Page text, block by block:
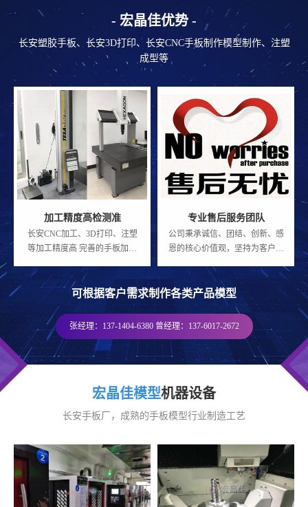
- 宏晶佳优势 -
长安塑胶手板、长安3D打印、长安CNC手板制作模型制作、注塑
成型等
加工精度高检测准
长安CNC加工、3D打印、注塑
等加工精度高 完善的手板加工
专业售后服务团队
公司秉承诚信、团结、创新、感
恩的核心价值观，坚持为客户提
经营方针， 按照“以人为本，与
客共赢，共同追求，共创未来”
的服务标准
可根据客户需求制作各类产品模型
张经理：137-1404-6380 曾经理：137-6017-2672
宏晶佳模型机器设备
长安手板厂，成熟的手板模型行业制造工艺